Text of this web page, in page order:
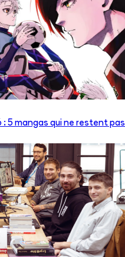
5 mangas qui ne restent pas